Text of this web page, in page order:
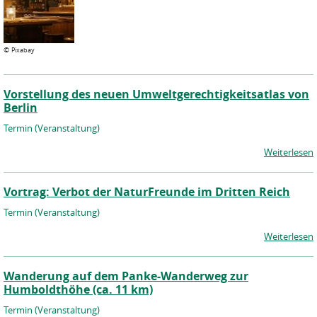
© Pixabay
Vorstellung des neuen Umweltgerechtigkeitsatlas von
Berlin
Termin (Veranstaltung)
Weiterlesen
Vortrag: Verbot der NaturFreunde im Dritten Reich
Termin (Veranstaltung)
Weiterlesen
Wanderung auf dem Panke-Wanderweg zur
Humboldthöhe (ca. 11 km)
Termin (Veranstaltung)